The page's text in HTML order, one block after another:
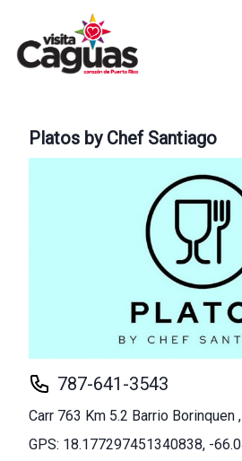
Platos by Chef Santiago
787-641-3543
Carr 763 Km 5.2 Barrio Borinquen
GPS: 18.177297451340838, -